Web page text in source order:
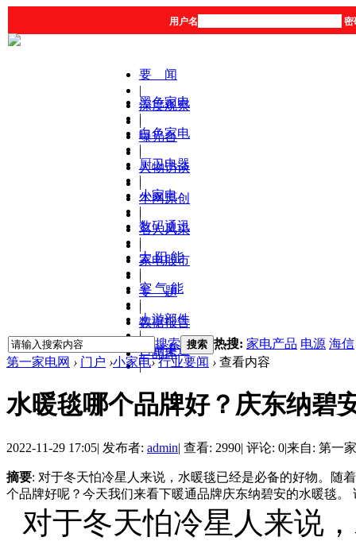
用户名 密
要 闻
|
深度观察
|
曝光台
|
人物访谈
|
本网原创
|
名人风采
|
家电股市
|
专 题
|
数据报告
|
产品库
黑色家电
|
白色家电
|
厨卫电器
|
小家电
|
数码通讯
|
太 阳 能
|
空 气 能
|
上游部件
|
营销渠道
|
搜索 搜索 热搜: 家电产品 电源 海信
第一家电网 › 门户 ›小家电› 行业要闻 › 查看内容
水暖毯哪个品牌好？庆东纳碧
2022-11-29 17:05| 发布者: admin| 查看: 2990| 评论: 0|来自: 第一
摘要: 对于冬天怕冷星人来说，水暖毯已经是必备的好物。随
个品牌好呢？今天我们来看下暖通品牌庆东纳碧安的水暖毯。
对于冬天怕冷星人来说